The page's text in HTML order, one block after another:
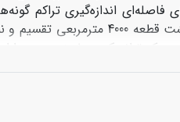
اندازه‌گیری تراکم
نزدیک‌ترین فرد،
اجرا شد. نتایج نشان داد